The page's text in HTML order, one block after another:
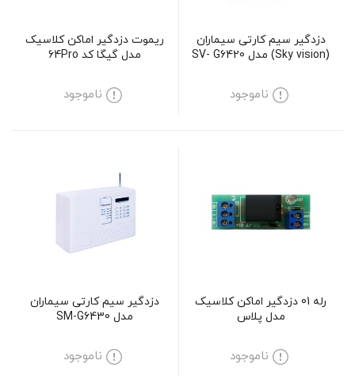
دزدگیر سیم کارتی سیماران
(Sky vision) مدل SV- G6420
ناموجود
ریموت دزدگیر اماکن کلاسیک
مدل گیگا کد 64Pro
ناموجود
رله 01 دزدگیر اماکن کلاسیک
مدل پلاس
ناموجود
دزدگیر سیم کارتی سیماران
مدل SM-G6430
ناموجود